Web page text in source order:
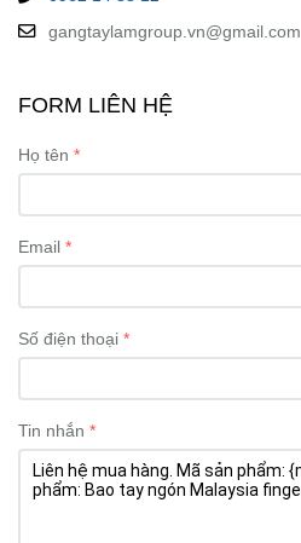
gangtaylamgroup.vn@gmail.com
FORM LIÊN HỆ
Họ tên
Email
Số điện thoại
Tin nhắn